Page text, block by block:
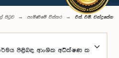
පිටුව පැමිණීමේ විස්තර එස්. එම්. චන්ද්‍රසේන